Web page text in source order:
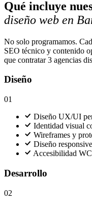
Qué incluye
diseño web en
No solo programamos.
SEO técnico y contenido
que contratar 3 agencias
Diseño
01
Diseño UX/UI
Identidad visual
Wireframes y
Diseño
Accesibilidad
Desarrollo
02